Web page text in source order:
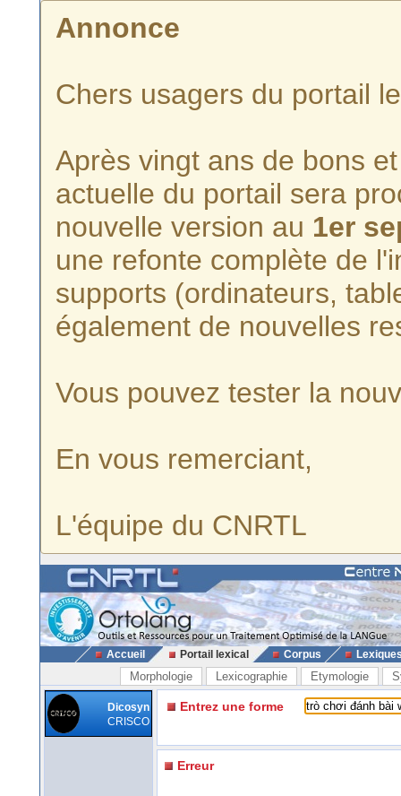
Annonce
Chers usagers du portail
Après vingt ans de bons
actuelle du portail sera
nouvelle version au 1er
une refonte complète de
supports (ordinateurs,
également de nouvelles
Vous pouvez tester la
En vous remerciant,
L'équipe du CNRTL
Accueil Portail lexical Corpus
Morphologie Lexicographie Etymologie
Dicosyn
CRISCO
Entrez une forme
Erreur